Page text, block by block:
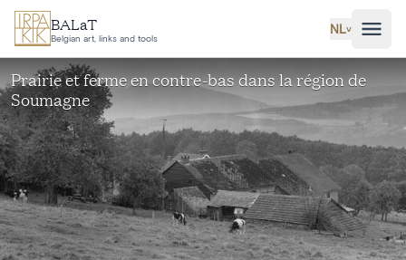
Ga naar hoofdinhoud
BALaT
Belgian art, links and tools
NL˅
Prairie et ferme en contre-bas dans la région de
Soumagne